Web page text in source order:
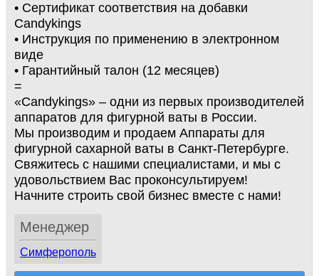
• Сертификат соответствия на добавки
Candykings
• Инструкция по применению в электронном
виде
• Гарантийный талон (12 месяцев)
=
«Candykings» – одни из первых производителей
аппаратов для фигурной ваты в России.
Мы производим и продаем Аппараты для
фигурной сахарной ваты в Санкт-Петербурге.
Свяжитесь с нашими специалистами, и мы с
удовольствием Вас проконсультируем!
Начните строить свой бизнес вместе с нами!
Менеджер
Симферополь